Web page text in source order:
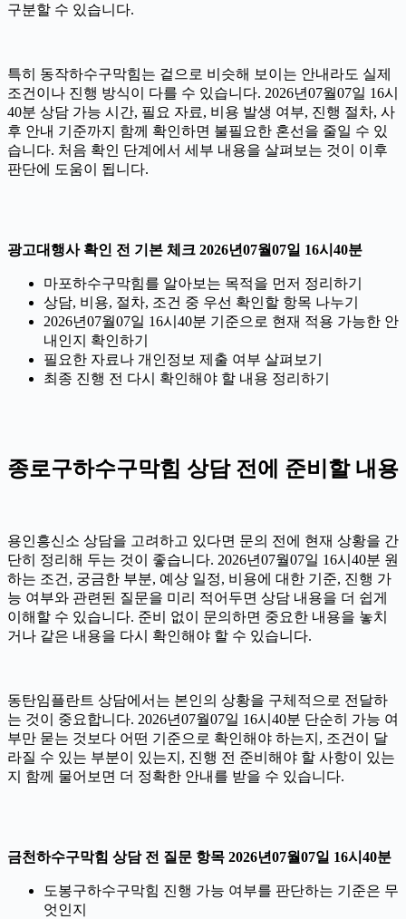
구분할 수 있습니다.
특히 동작하수구막힘는 겉으로 비슷해 보이는 안내라도 실제
조건이나 진행 방식이 다를 수 있습니다. 2026년07월07일 16시
40분 상담 가능 시간, 필요 자료, 비용 발생 여부, 진행 절차, 사
후 안내 기준까지 함께 확인하면 불필요한 혼선을 줄일 수 있
습니다. 처음 확인 단계에서 세부 내용을 살펴보는 것이 이후
판단에 도움이 됩니다.
광고대행사 확인 전 기본 체크 2026년07월07일 16시40분
마포하수구막힘를 알아보는 목적을 먼저 정리하기
상담, 비용, 절차, 조건 중 우선 확인할 항목 나누기
2026년07월07일 16시40분 기준으로 현재 적용 가능한 안
내인지 확인하기
필요한 자료나 개인정보 제출 여부 살펴보기
최종 진행 전 다시 확인해야 할 내용 정리하기
종로구하수구막힘 상담 전에 준비할 내용
용인흥신소 상담을 고려하고 있다면 문의 전에 현재 상황을 간
단히 정리해 두는 것이 좋습니다. 2026년07월07일 16시40분 원
하는 조건, 궁금한 부분, 예상 일정, 비용에 대한 기준, 진행 가
능 여부와 관련된 질문을 미리 적어두면 상담 내용을 더 쉽게
이해할 수 있습니다. 준비 없이 문의하면 중요한 내용을 놓치
거나 같은 내용을 다시 확인해야 할 수 있습니다.
동탄임플란트 상담에서는 본인의 상황을 구체적으로 전달하
는 것이 중요합니다. 2026년07월07일 16시40분 단순히 가능 여
부만 묻는 것보다 어떤 기준으로 확인해야 하는지, 조건이 달
라질 수 있는 부분이 있는지, 진행 전 준비해야 할 사항이 있는
지 함께 물어보면 더 정확한 안내를 받을 수 있습니다.
금천하수구막힘 상담 전 질문 항목 2026년07월07일 16시40분
도봉구하수구막힘 진행 가능 여부를 판단하는 기준은 무
엇인지